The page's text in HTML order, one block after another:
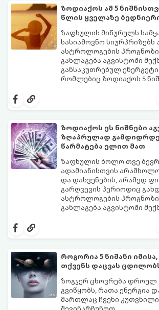
სურვილების გადადებასა
მკაცრ კონტროლს. თუმცა,
თანდათან შეიცვლება.
პრობლემები, რომლებიც
გეგონათ, უკან დაიხევს,
გაჩნდება მეტი ნდობა
რთული პერიოდის შემდეგ
შეძლებენ ამოისუნთქონ
ახალი შესაძლებლობები.
ზოდიაქოს ამ 5
წლის ყველაზე
ზაფხულის მიწურულს
სასიამოვნო სიურპრიზებს
ასტროლოგების
განლაგება აგვისტოში
განსაკუთრებულ
რომლებიც ზოდიაქოს 5
ყველაზე ბედნიერი თვე
ზოდიაქოს ეს ნიშნები
ზღაპრულად
წარმატება ელით მათ
ზაფხულის ბოლო თვე
ადამიანისთვის
და დასვენების, არამედ
გარღვევის პერიოდიც
ასტროლოგების
განლაგება აგვისტოში
ზოდიაქოს 4 ნიშანს
შორის, ვისაც
როგორია 5 ნიშანი
თქვენს დაცვას
ზოგჯერ ცხოვრება დროულ
გვიწყობს, რათა ენერგია
მართლაც ჩვენი